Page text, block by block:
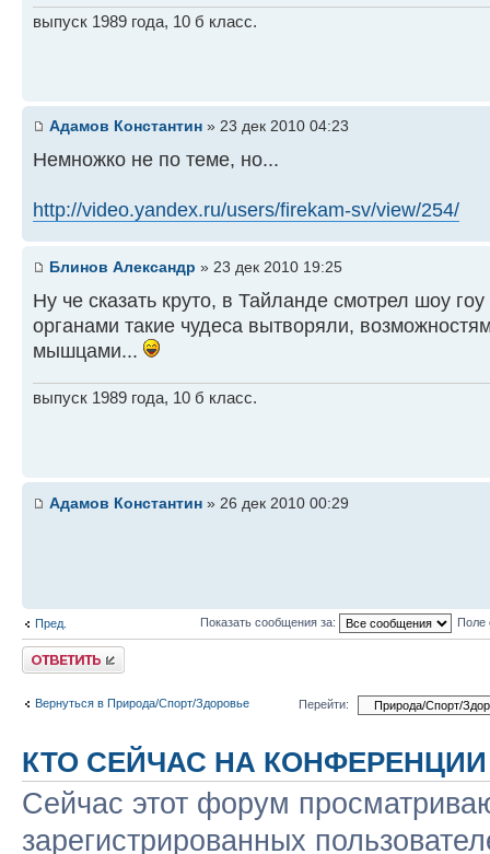
выпуск 1989 года, 10 б класс.
Адамов Константин » 23 дек 2010 04:23
Немножко не по теме, но...
http://video.yandex.ru/users/firekam-sv/view/254/
Блинов Александр » 23 дек 2010 19:25
Ну че сказать круто, в Тайланде смотрел шоу
органами такие чудеса вытворяли,
мышцами...
выпуск 1989 года, 10 б класс.
Адамов Константин » 26 дек 2010 00:29
Пред. Показать сообщения за: Поле
Ответить
Вернуться в Природа/Спорт/Здоровье Перейти:
КТО СЕЙЧАС НА КОНФЕРЕНЦИИ
Сейчас этот форум
зарегистрированных